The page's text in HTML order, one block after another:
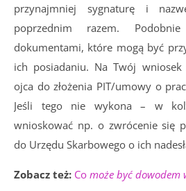
przynajmniej sygnaturę i
poprzednim razem.
dokumentami, które mogą być
ich posiadaniu. Na Twój wniosek
ojca do złożenia PIT/umowy o
Jeśli tego nie wykona – w
wnioskować np. o zwrócenie się
do Urzędu Skarbowego o ich
Zobacz też: Co może być dowodem